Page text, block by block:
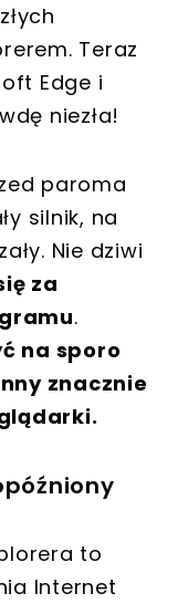
Teraz
Edge i
niezła!
paroma
silnik, na
Nie dziwi
za
.
na sporo
znacznie
to
Internet